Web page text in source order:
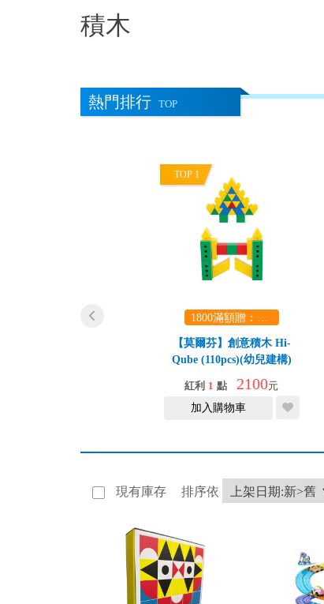
積木
熱門排行 TOP
TOP 1
1800滿額贈：口袋玩具一份（隨機出貨） (summer read)
【莫爾芬】創意積木 Hi-
Qube (110pcs)(幼兒建構)
紅利 1 點 2100元
加入購物車
現有庫存 排序依